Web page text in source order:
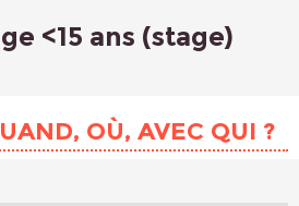
À L’ANNÉE
PRATIQUES
<15 ans (stage)
OÙ, AVEC QUI ?